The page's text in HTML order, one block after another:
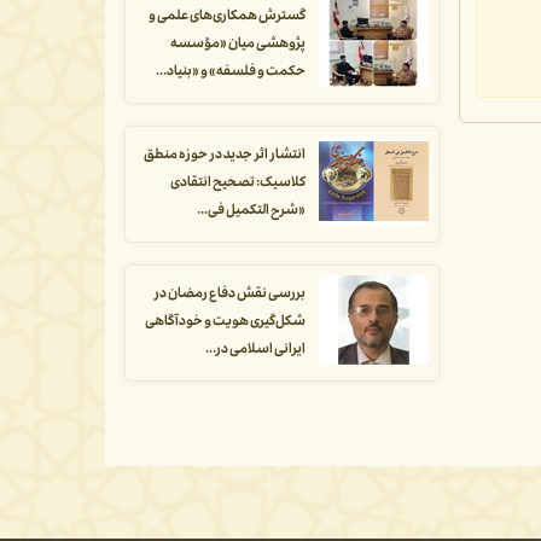
گسترش همکاری‌های علمی و
پژوهشی میان «مؤسسه
حکمت و فلسفه» و «بنیاد...
انتشار اثر جدید در حوزه منطق
کلاسیک: تصحیح انتقادی
«شرح التکمیل فی...
بررسی نقش دفاع رمضان در
شکل‌گیری هویت و خودآگاهی
ایرانی اسلامی در...